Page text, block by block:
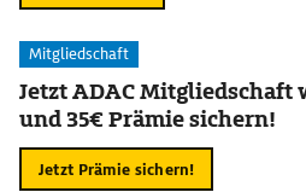
Mitgliedschaft
Jetzt ADAC
und 35€ Prämie sichern!
Jetzt Prämie sichern!